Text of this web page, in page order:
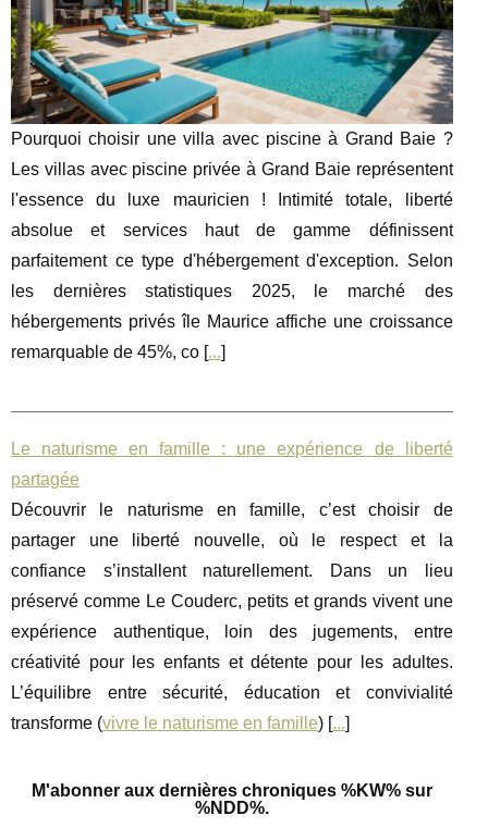
Pourquoi choisir une villa avec piscine à Grand Baie ?
Les villas avec piscine privée à Grand Baie représentent
l'essence du luxe mauricien ! Intimité totale, liberté
absolue et services haut de gamme définissent
parfaitement ce type d'hébergement d'exception. Selon
les dernières statistiques 2025, le marché des
hébergements privés île Maurice affiche une croissance
remarquable de 45%, co [...]
Le naturisme en famille : une expérience de liberté
partagée
Découvrir le naturisme en famille, c’est choisir de
partager une liberté nouvelle, où le respect et la
confiance s’installent naturellement. Dans un lieu
préservé comme Le Couderc, petits et grands vivent une
expérience authentique, loin des jugements, entre
créativité pour les enfants et détente pour les adultes.
L’équilibre entre sécurité, éducation et convivialité
transforme (vivre le naturisme en famille) [...]
M'abonner aux dernières chroniques %KW% sur
%NDD%.